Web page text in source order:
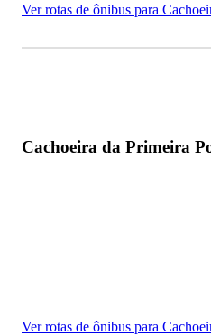
Ver rotas de ônibus para
Cachoeira da Primeira
Ver rotas de ônibus para